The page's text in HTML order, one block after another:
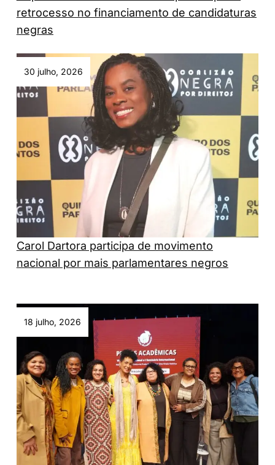
retrocesso no financiamento de candidaturas
negras
30 julho, 2026
Carol Dartora participa de movimento
nacional por mais parlamentares negros
18 julho, 2026